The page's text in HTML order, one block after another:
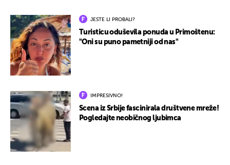
JESTE LI PROBALI?
Turisticu oduševila ponuda u Primoštenu:
"Oni su puno pametniji od nas"
IMPRESIVNO!
Scena iz Srbije fascinirala društvene mreže!
Pogledajte neobičnog ljubimca